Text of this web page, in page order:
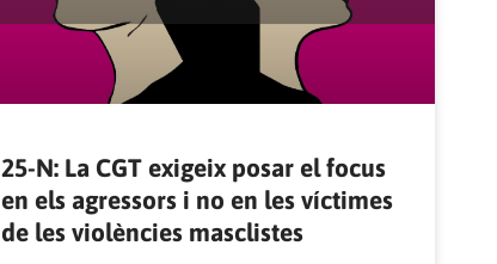
25-N: La CGT exigeix posar el focus
en els agressors i no en les víctimes
de les violències masclistes